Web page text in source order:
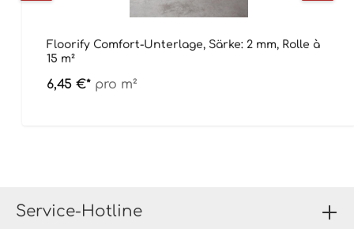
Floorify Comfort-Unterlage, Särke: 2 mm, Rolle à
15 m²
6,45 €* pro m²
Service-Hotline